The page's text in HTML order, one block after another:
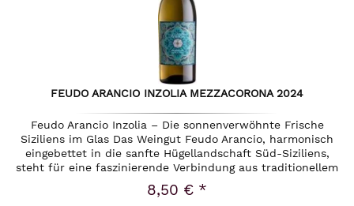
FEUDO ARANCIO INZOLIA MEZZACORONA 2024
Feudo Arancio Inzolia – Die sonnenverwöhnte Frische
Siziliens im Glas Das Weingut Feudo Arancio, harmonisch
eingebettet in die sanfte Hügellandschaft Süd-Siziliens,
steht für eine faszinierende Verbindung aus traditionellem
Weinbau und...
8,50 € *